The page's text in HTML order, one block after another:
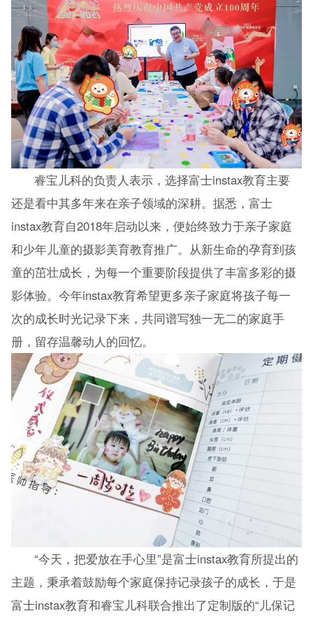
睿宝儿科的负责人表示，选择富士instax教育主要
还是看中其多年来在亲子领域的深耕。据悉，富士
instax教育自2018年启动以来，便始终致力于亲子家庭
和少年儿童的摄影美育教育推广。从新生命的孕育到孩
童的茁壮成长，为每一个重要阶段提供了丰富多彩的摄
影体验。今年instax教育希望更多亲子家庭将孩子每一
次的成长时光记录下来，共同谱写独一无二的家庭手
册，留存温馨动人的回忆。
“今天，把爱放在手心里”是富士instax教育所提出的
主题，秉承着鼓励每个家庭保持记录孩子的成长，于是
富士instax教育和睿宝儿科联合推出了定制版的“儿保记